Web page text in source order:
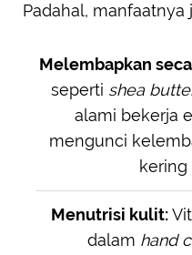
Padahal,
Melembapkan
seperti shea
alami bekerja
mengunci
kering
Menutrisi kulit:
dalam hand